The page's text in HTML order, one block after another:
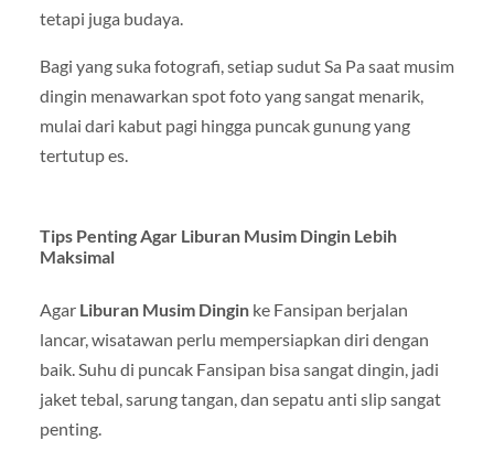
tetapi juga budaya.
Bagi yang suka fotografi, setiap sudut Sa Pa saat musim
dingin menawarkan spot foto yang sangat menarik,
mulai dari kabut pagi hingga puncak gunung yang
tertutup es.
Tips Penting Agar Liburan Musim Dingin Lebih
Maksimal
Agar Liburan Musim Dinginke Fansipan berjalan
lancar, wisatawan perlu mempersiapkan diri dengan
baik. Suhu di puncak Fansipan bisa sangat dingin, jadi
jaket tebal, sarung tangan, dan sepatu anti slip sangat
penting.